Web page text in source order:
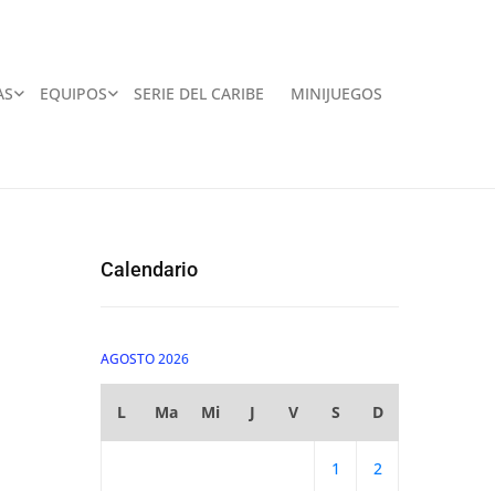
EQUIPOS SERIE DEL CARIBE MINIJUEGOS
Calendario
AGOSTO 2026
L Ma Mi J V S D
1 2